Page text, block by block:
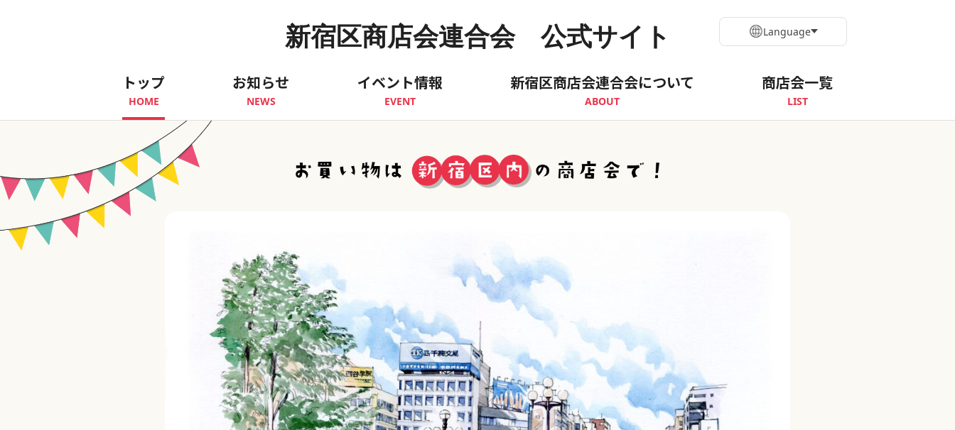
新宿区商店会連合会 公式サイト
トップ
HOME
お知らせ
NEWS
イベント情報
EVENT
新宿区商店会連合会について
ABOUT
商店会一覧
LIST
Language